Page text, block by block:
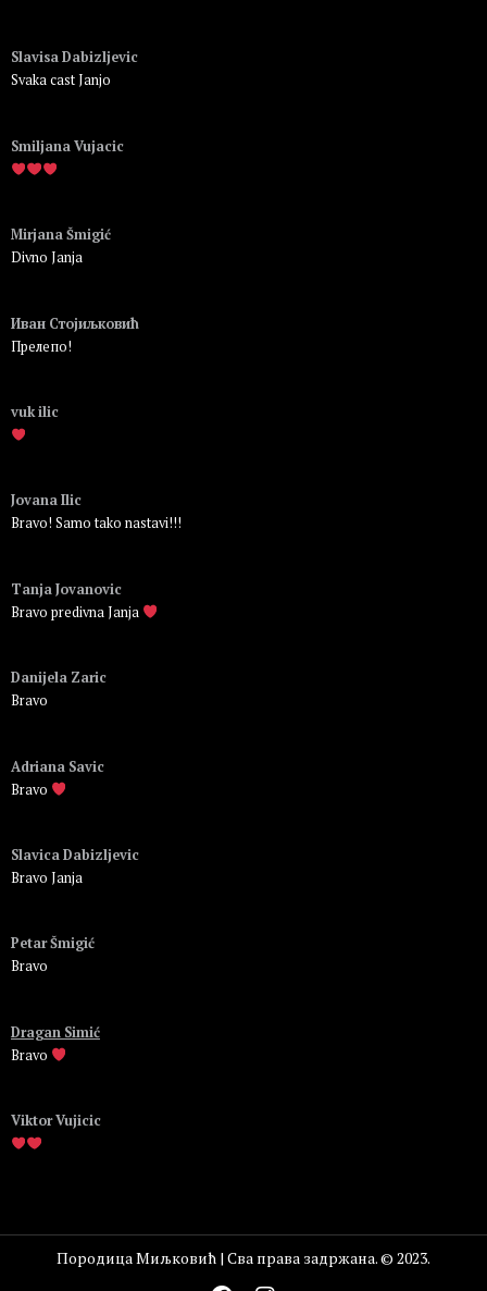
Slavisa Dabizljevic
Svaka cast Janjo
Smiljana Vujacic
Mirjana Šmigić
Divno Janja
Иван Стојиљковић
Прелепо!
vuk ilic
Jovana Ilic
Bravo! Samo tako nastavi!!!
Tanja Jovanovic
Bravo predivna Janja
Danijela Zaric
Bravo
Adriana Savic
Bravo
Slavica Dabizljevic
Bravo Janja
Petar Šmigić
Bravo
Dragan Simić
Bravo
Viktor Vujicic
Породица Миљковић | Сва права задржана. © 2023.